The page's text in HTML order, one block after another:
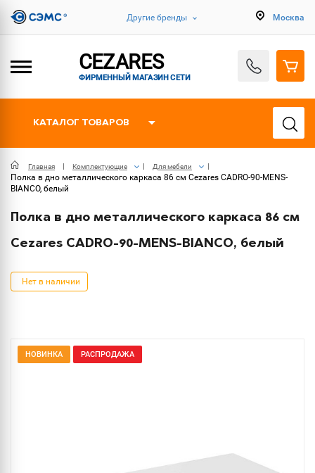
Другие бренды Москва
CEZARES
ФИРМЕННЫЙ МАГАЗИН СЕТИ
КАТАЛОГ ТОВАРОВ
Главная Комплектующие Для мебели
Полка в дно металлического каркаса 86 см Cezares CADRO-90-MENS-
BIANCO, белый
Полка в дно металлического каркаса 86 см
Cezares CADRO-90-MENS-BIANCO, белый
Нет в наличии
НОВИНКА РАСПРОДАЖА